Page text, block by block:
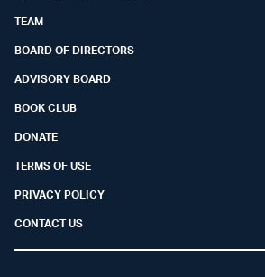
TEAM
BOARD OF DIRECTORS
ADVISORY BOARD
BOOK CLUB
DONATE
TERMS OF USE
PRIVACY POLICY
CONTACT US